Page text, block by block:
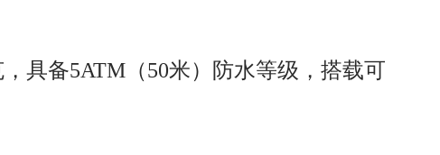
具备5ATM（50米）防水等级，搭载可